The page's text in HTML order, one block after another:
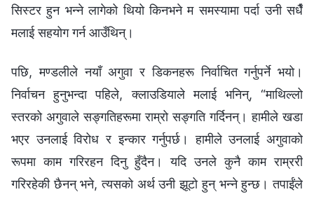
सिस्टर हुन भन्‍ने लागेको थियो किनभने म समस्यामा पर्दा उनी सधैँ
मलाई सहयोग गर्न आउँथिन्।
पछि, मण्डलीले नयाँ अगुवा र डिकनहरू निर्वाचित गर्नुपर्ने भयो।
निर्वाचन हुनुभन्दा पहिले, क्‍लाउडियाले मलाई भनिन्, “माथिल्‍लो
स्तरको अगुवाले सङ्गतिहरूमा राम्रो सङ्गति गर्दिनन्। हामीले खडा
भएर उनलाई विरोध र इन्कार गर्नुपर्छ। हामीले उनलाई अगुवाको
रूपमा काम गरिरहन दिनु हुँदैन। यदि उनले कुनै काम राम्ररी
गरिरहेकी छैनन् भने, त्यसको अर्थ उनी झूटो हुन् भन्‍ने हुन्छ। तपाईंले